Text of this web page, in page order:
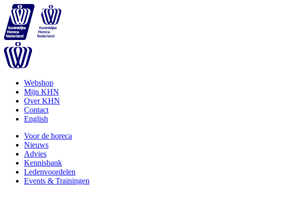
Webshop
Mijn KHN
Over KHN
Contact
English
Voor de horeca
Nieuws
Advies
Kennisbank
Ledenvoordelen
Events & Trainingen